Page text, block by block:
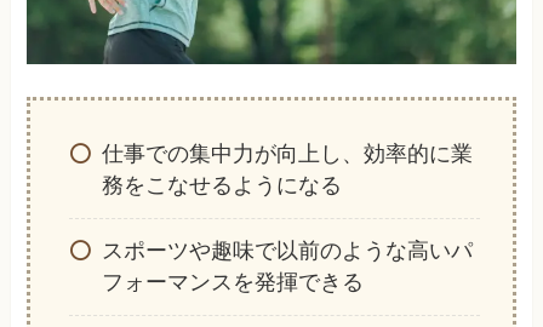
仕事での集中力が向上し、効率的に業
務をこなせるようになる
スポーツや趣味で以前のような高いパ
フォーマンスを発揮できる